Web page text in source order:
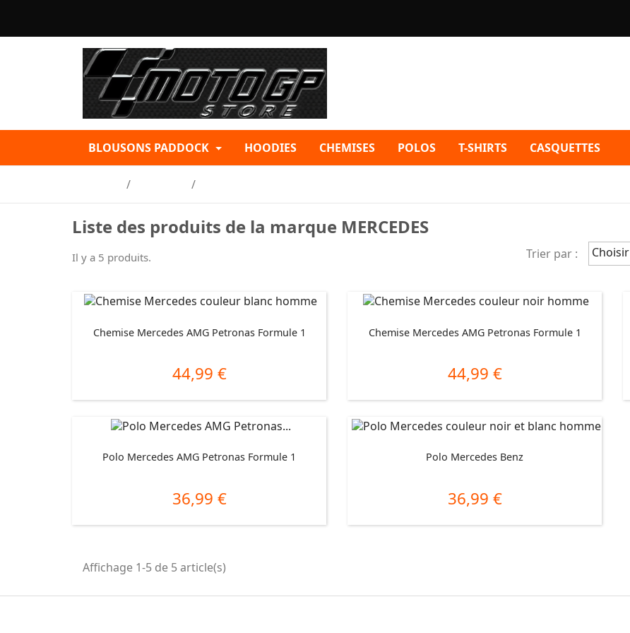
BLOUSONS PADDOCK HOODIES CHEMISES POLOS T-SHIRTS CASQUETTES
Liste des produits de la marque MERCEDES
Il y a 5 produits. Trier par : Choisir
Chemise Mercedes AMG Petronas Formule 1
Prix
44,99 €
Chemise Mercedes AMG Petronas Formule 1
Prix
44,99 €
Polo Mercedes AMG Petronas Formule 1
Prix
36,99 €
Polo Mercedes Benz
Prix
36,99 €
Affichage 1-5 de 5 article(s)